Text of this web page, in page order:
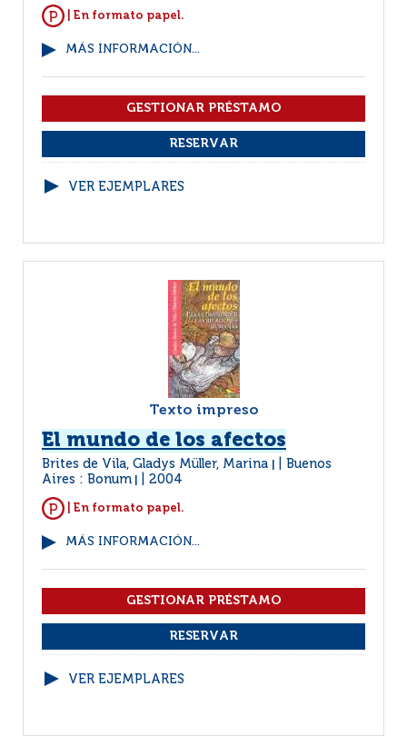
| En formato papel.
MÁS INFORMACIÓN...
VER EJEMPLARES
Texto impreso
El mundo de los afectos
Brites de Vila, Gladys Müller, Marina
Buenos
Aires : Bonum
2004
| En formato papel.
MÁS INFORMACIÓN...
VER EJEMPLARES